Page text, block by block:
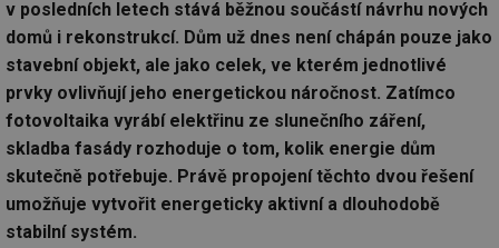
v posledních letech stává běžnou součástí návrhu nových
domů i rekonstrukcí. Dům už dnes není chápán pouze jako
stavební objekt, ale jako celek, ve kterém jednotlivé
prvky ovlivňují jeho energetickou náročnost. Zatímco
fotovoltaika vyrábí elektřinu ze slunečního záření,
skladba fasády rozhoduje o tom, kolik energie dům
skutečně potřebuje. Právě propojení těchto dvou řešení
umožňuje vytvořit energeticky aktivní a dlouhodobě
stabilní systém.